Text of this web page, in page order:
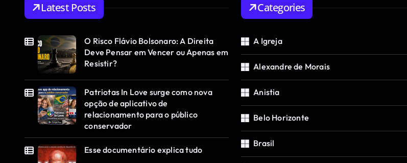
Latest Posts
O Risco Flávio Bolsonaro: A Direita
Deve Pensar em Vencer ou Apenas em
Resistir?
Patriotas In Love surge como nova
opção de aplicativo de
relacionamento para o público
conservador
Esse documentário explica tudo
Categories
A Igreja
Alexandre de Morais
Anistia
Belo Horizonte
Brasil